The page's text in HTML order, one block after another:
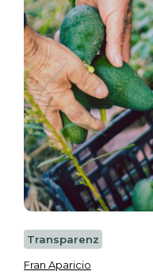
Transparenz
Fran Aparicio